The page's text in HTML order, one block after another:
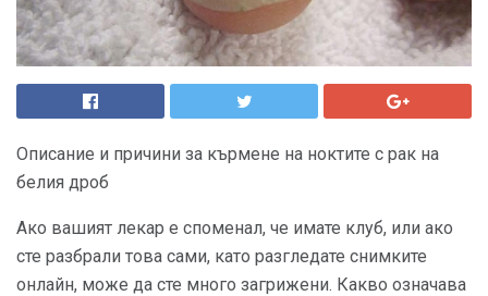
Описание и причини за кърмене на ноктите с рак на
белия дроб
Ако вашият лекар е споменал, че имате клуб, или ако
сте разбрали това сами, като разгледате снимките
онлайн, може да сте много загрижени. Какво означава